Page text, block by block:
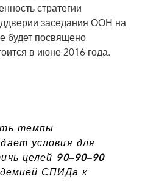
стратегии
заседания ООН на
будет посвящено
в июне 2016 года.
темпы
условия для
целей 90–90–90
СПИДа к